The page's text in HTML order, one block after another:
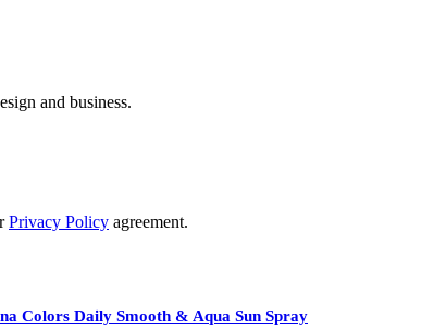
and business.
Privacy Policy agreement.
Colors Daily Smooth & Aqua Sun Spray